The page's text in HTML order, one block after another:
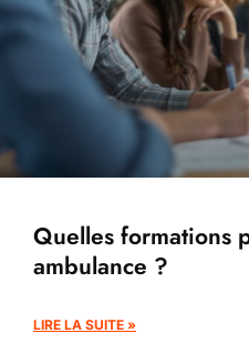
Quelles formations
ambulance ?
LIRE LA SUITE »